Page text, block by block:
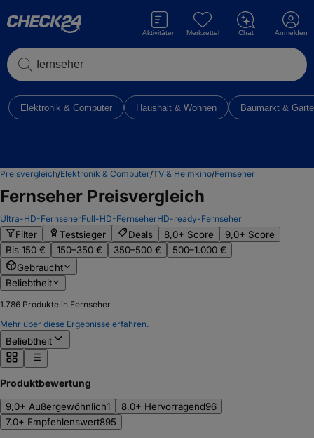
Aktivitäten Merkzettel Chat Anmelden
Elektronik & Computer Haushalt & Wohnen Baumarkt &
Preisvergleich/Elektronik & Computer/TV & Heimkino/Fernseher
Fernseher Preisvergleich
Ultra-HD-FernseherFull-HD-FernseherHD-ready-Fernseher
Filter Testsieger Deals 8,0+ Score
9,0+ Score
Bis 150 €
150–350 € 350–500 €
500–1.000 €
Gebraucht
Beliebtheit
1.786 Produkte in Fernseher
Mehr über diese Ergebnisse erfahren.
Beliebtheit
Produktbewertung
9,0+ Außergewöhnlich1 8,0+ Hervorragend96
7,0+ Empfehlenswert895